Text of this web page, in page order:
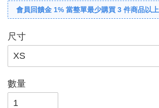
會員回饋金 1% 當整單最少購買 3 件商品以上
尺寸
數量